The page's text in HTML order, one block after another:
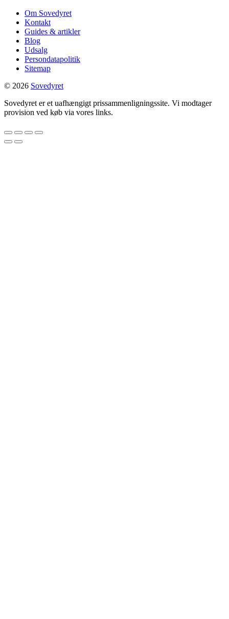
Om Sovedyret
Kontakt
Guides & artikler
Blog
Udsalg
Persondatapolitik
Sitemap
© 2026 Sovedyret
Sovedyret er et uafhængigt prissammenligningssite. Vi modtager
provision ved køb via vores links.